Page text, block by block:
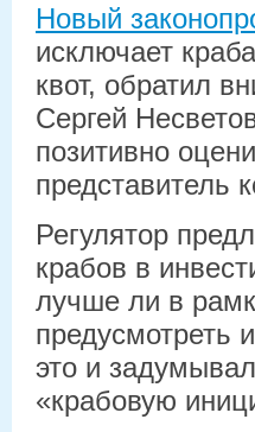
Новый
исключает
квот, обратил
Сергей
позитивно
представитель
Регулятор
крабов в
лучше ли в
предусмотреть
это и
«крабовую